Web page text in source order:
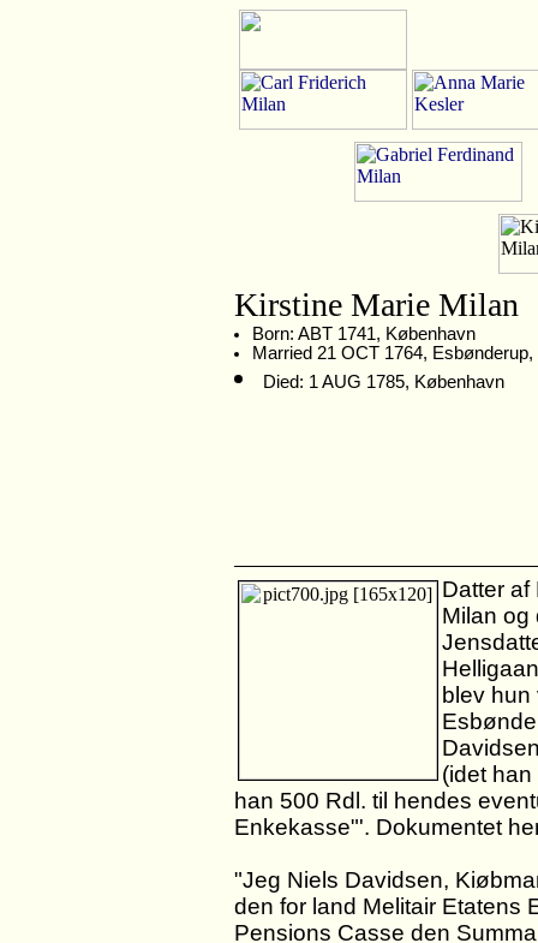
Kirstine Marie Milan
Born: ABT 1741, København
Married 21 OCT 1764,
Died: 1 AUG 1785, København
Datter af
Milan og
blev
(idet
han 500 Rdl. til hendes
Enkekasse"'. Dokumentet
"Jeg Niels Davidsen,
den for land Melitair Etatens
Pensions Casse den